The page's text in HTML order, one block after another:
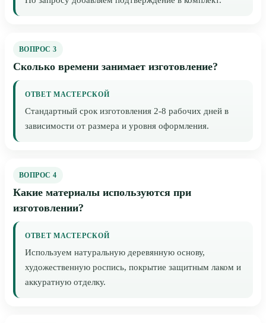
ВОПРОС 3
Сколько времени занимает изготовление?
ОТВЕТ МАСТЕРСКОЙ
Стандартный срок изготовления 2-8 рабочих дней в
зависимости от размера и уровня оформления.
ВОПРОС 4
Какие материалы используются при
изготовлении?
ОТВЕТ МАСТЕРСКОЙ
Используем натуральную деревянную основу,
художественную роспись, покрытие защитным лаком и
аккуратную отделку.